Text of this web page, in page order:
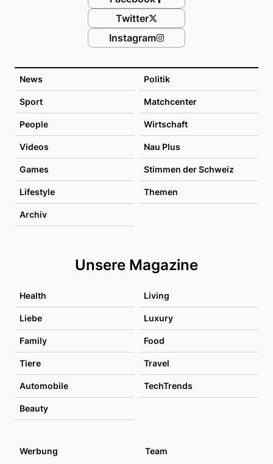
News Politik
Sport Matchcenter
People Wirtschaft
Videos Nau Plus
Games Stimmen der Schweiz
Lifestyle Themen
Archiv
Unsere Magazine
Health Living
Liebe Luxury
Family Food
Tiere Travel
Automobile TechTrends
Beauty
Twitter
Instagram
Werbung Team